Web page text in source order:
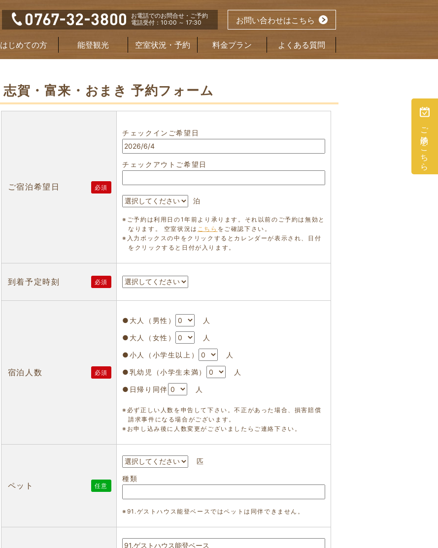
お問い合わせはこちら
お電話でのお問合せ・ご予約
電話受付：10:00 ～ 17:30
はじめての方 能登観光 空室状況・予約 料金プラン よくある質問
志賀・富来・おまき 予約フォーム
ご宿泊希望日 必須
チェックインご希望日
チェックアウトご希望日
泊
※ご予約は利用日の1年前より承ります。それ以前のご予約は無効と
なります。 空室状況は こちら をご確認下さい。
※入力ボックスの中をクリックするとカレンダーが表示され、日付
をクリックすると日付が入ります。
到着予定時刻 必須
宿泊人数 必須
●大人（男性） 人
●大人（女性） 人
●小人（小学生以上） 人
●乳幼児（小学生未満） 人
●日帰り同伴 人
※必ず正しい人数を申告して下さい。不正があった場合、損害賠償
請求事件になる場合がございます。
※お申し込み後に人数変更がございましたらご連絡下さい。
ペット 任意
匹
種類
※91.ゲストハウス能登ベースではペットは同伴できません。
ご予約はこちら